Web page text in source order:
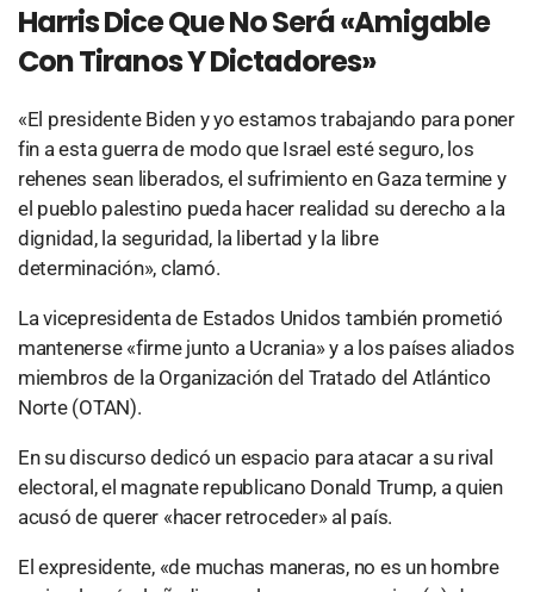
Harris Dice Que No Será «amigable
Con Tiranos Y Dictadores»
«El presidente Biden y yo estamos trabajando para poner
fin a esta guerra de modo que Israel esté seguro, los
rehenes sean liberados, el sufrimiento en Gaza termine y
el pueblo palestino pueda hacer realidad su derecho a la
dignidad, la seguridad, la libertad y la libre
determinación», clamó.
La vicepresidenta de Estados Unidos también prometió
mantenerse «firme junto a Ucrania» y a los países aliados
miembros de la Organización del Tratado del Atlántico
Norte (OTAN).
En su discurso dedicó un espacio para atacar a su rival
electoral, el magnate republicano Donald Trump, a quien
acusó de querer «hacer retroceder» al país.
El expresidente, «de muchas maneras, no es un hombre